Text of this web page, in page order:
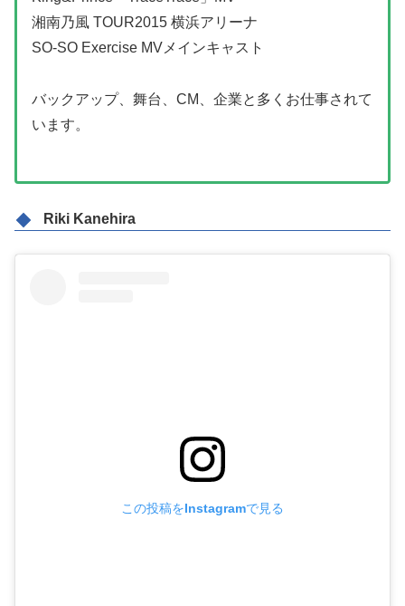
湘南乃風 TOUR2015 横浜アリーナ
SO-SO Exercise MVメインキャスト
バックアップ、舞台、CM、企業と多くお仕事されて
います。
Riki Kanehira
この投稿をInstagramで見る